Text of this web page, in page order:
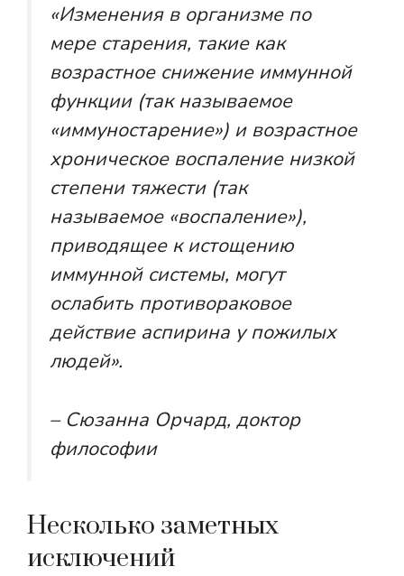
«Изменения в организме по
мере старения, такие как
возрастное снижение иммунной
функции (так называемое
«иммуностарение») и возрастное
хроническое воспаление низкой
степени тяжести (так
называемое «воспаление»),
приводящее к истощению
иммунной системы, могут
ослабить противораковое
действие аспирина у пожилых
людей».
– Сюзанна Орчард, доктор
философии
Несколько заметных
исключений